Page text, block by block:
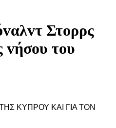
Στoρρς
vήσoυ τoυ
ΚΥΠΡΟΥ ΚΑΙ ΓΙΑ ΤΟΝ